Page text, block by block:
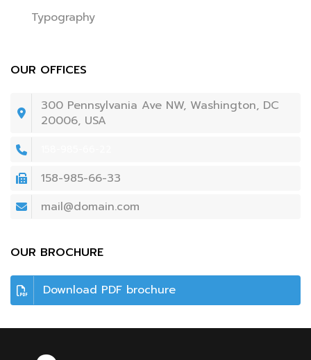
Typography
OUR OFFICES
300 Pennsylvania Ave NW, Washington, DC
20006, USA
158-985-66-33
mail@domain.com
OUR BROCHURE
Download PDF brochure